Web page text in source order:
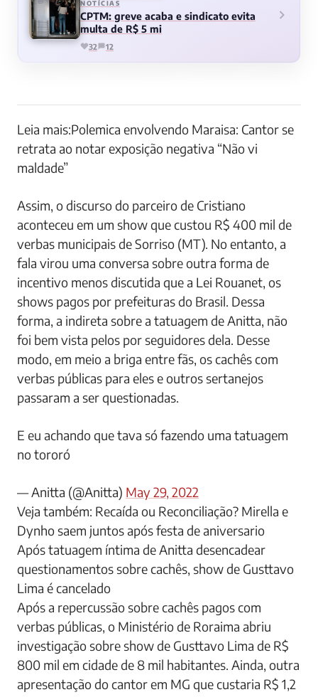
NOTÍCIAS
CPTM: greve acaba e sindicato evita
multa de R$ 5 mi
32 12
Leia mais:Polemica envolvendo Maraisa: Cantor se
retrata ao notar exposição negativa “Não vi
maldade”
Assim, o discurso do parceiro de Cristiano
aconteceu em um show que custou R$ 400 mil de
verbas municipais de Sorriso (MT). No entanto, a
fala virou uma conversa sobre outra forma de
incentivo menos discutida que a Lei Rouanet, os
shows pagos por prefeituras do Brasil. Dessa
forma, a indireta sobre a tatuagem de Anitta, não
foi bem vista pelos por seguidores dela. Desse
modo, em meio a briga entre fãs, os cachês com
verbas públicas para eles e outros sertanejos
passaram a ser questionadas.
E eu achando que tava só fazendo uma tatuagem
no tororó
— Anitta (@Anitta) May 29, 2022
Veja também: Recaída ou Reconciliação? Mirella e
Dynho saem juntos após festa de aniversario
Após tatuagem íntima de Anitta desencadear
questionamentos sobre cachês, show de Gusttavo
Lima é cancelado
Após a repercussão sobre cachês pagos com
verbas públicas, o Ministério de Roraima abriu
investigação sobre show de Gusttavo Lima de R$
800 mil em cidade de 8 mil habitantes. Ainda, outra
apresentação do cantor em MG que custaria R$ 1,2